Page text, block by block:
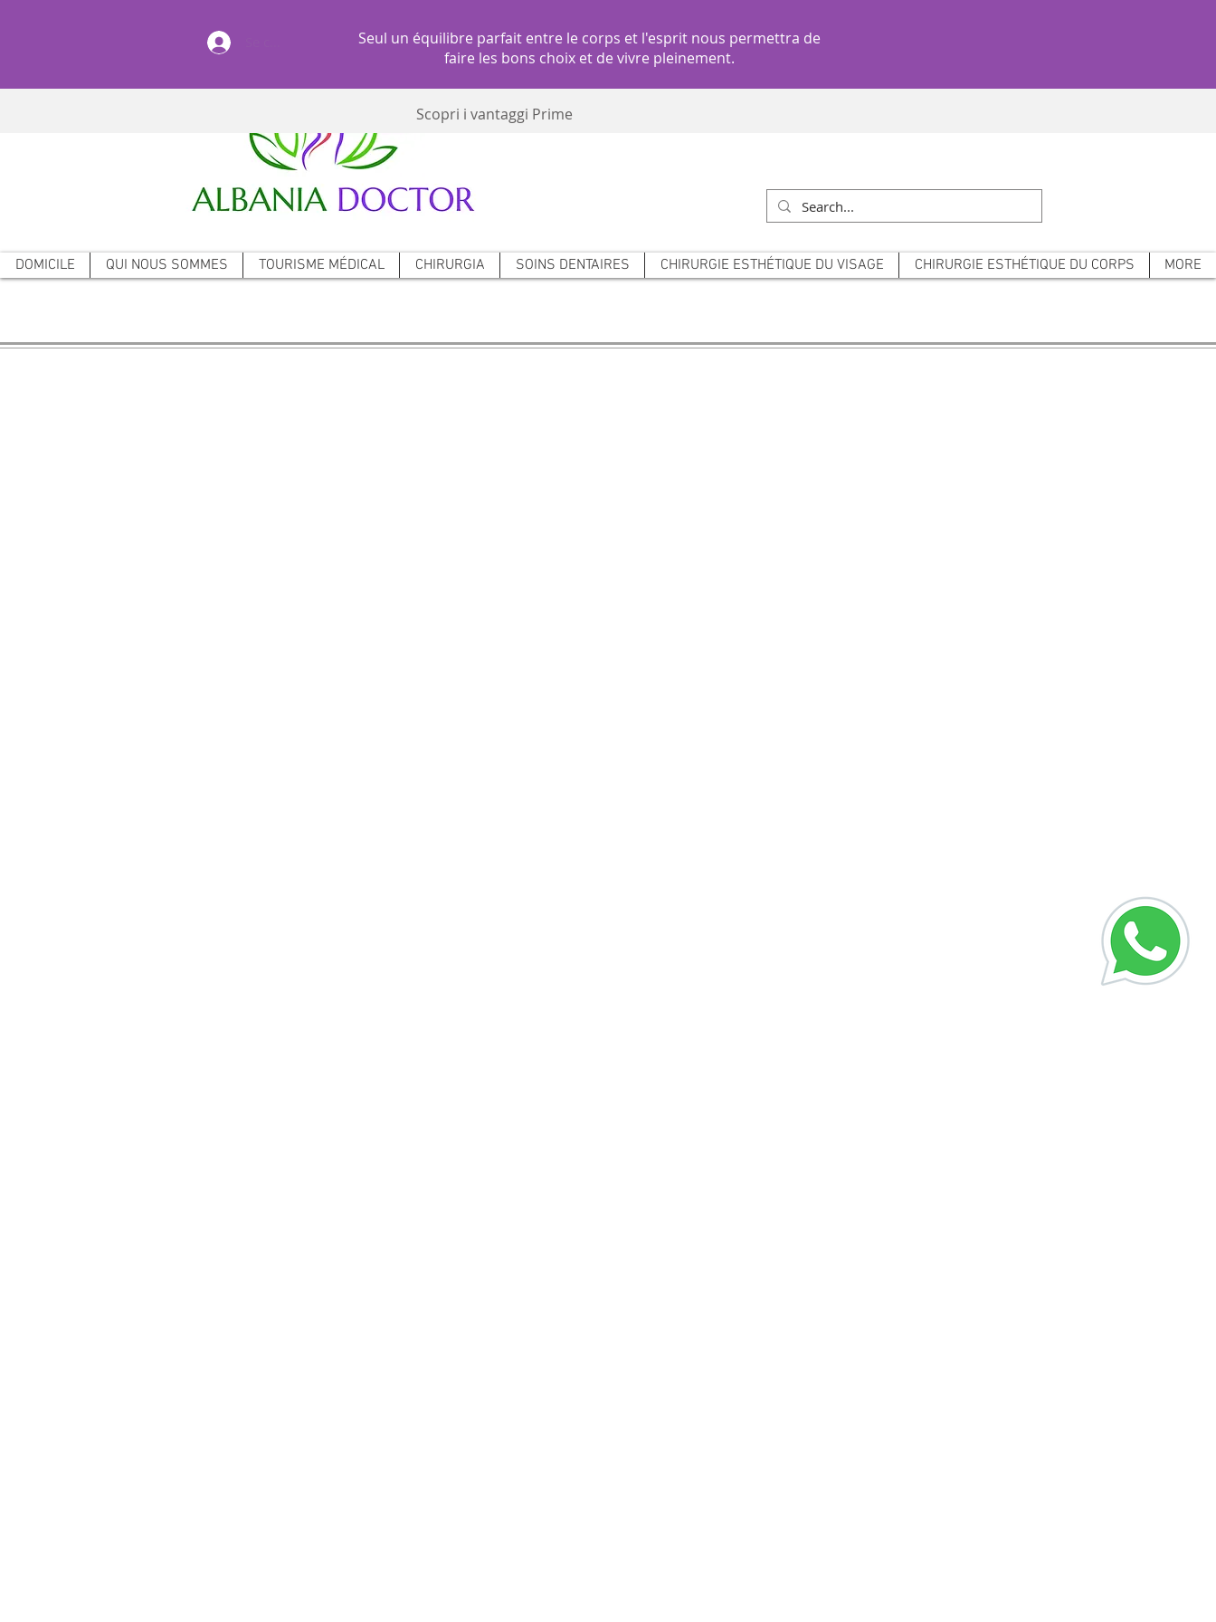
Seul un équilibre parfait entre le corps et l'esprit nous permettra de
faire les bons choix et de vivre pleinement.
Scopri i vantaggi Prime
DOMICILE QUI NOUS SOMMES TOURISME MÉDICAL CHIRURGIA SOINS DENTAIRES CHIRURGIE ESTHÉTIQUE DU VISAGE CHIRURGIE ESTHÉTIQUE DU CORPS MORE